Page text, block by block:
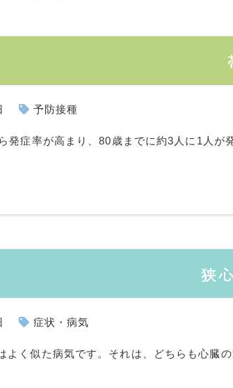
予防接種
発症率が高まり、80歳までに約3人に1人が
狭
症状・病気
よく似た病気です。それは、どちらも心臓